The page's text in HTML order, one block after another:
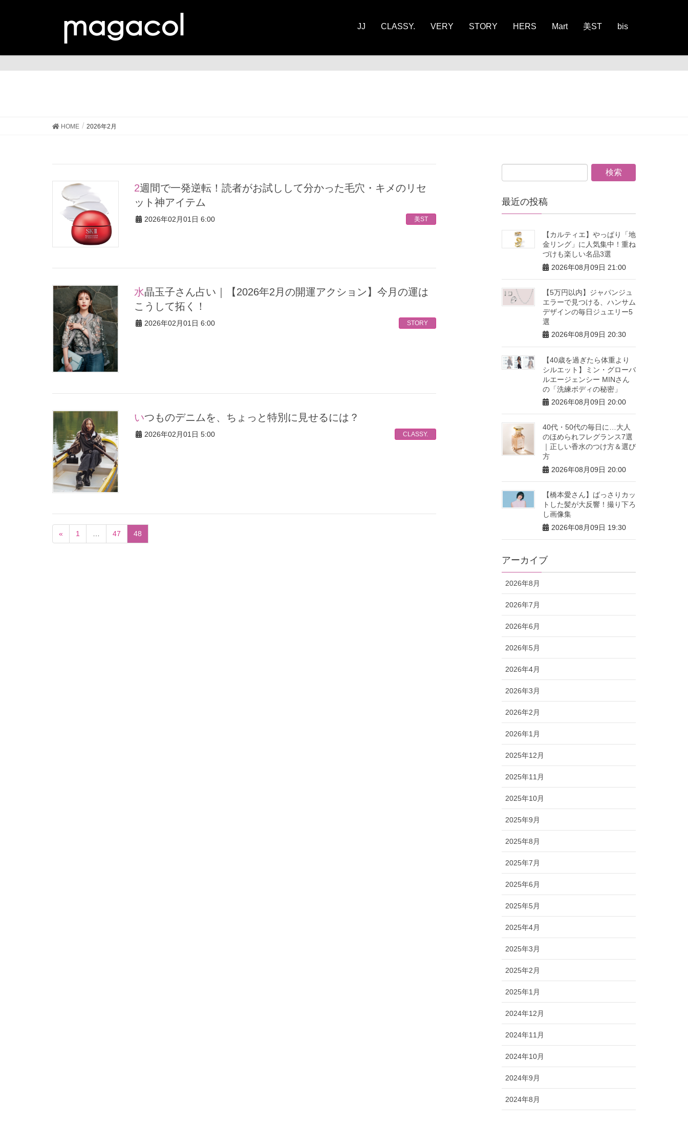
JJ CLASSY. VERY STORY HERS Mart 美ST bis
HOME 2026年2月
2週間で一発逆転！読者がお試しして分かった毛穴・キメのリセ
ット神アイテム
2026年02月01日 6:00 美ST
水晶玉子さん占い｜【2026年2月の開運アクション】今月の運は
こうして拓く！
2026年02月01日 6:00 STORY
いつものデニムを、ちょっと特別に見せるには？
2026年02月01日 5:00 CLASSY.
« 1 47 48
最近の投稿
【カルティエ】やっぱり「地
金リング」に人気集中！重ね
づけも楽しい名品3選
2026年08月09日 21:00
【5万円以内】ジャパンジュ
エラーで見つける、ハンサム
デザインの毎日ジュエリー5
選
2026年08月09日 20:30
【40歳を過ぎたら体重より
シルエット】ミン・グローバ
ルエージェンシー MINさん
の「洗練ボディの秘密」
2026年08月09日 20:00
40代・50代の毎日に…大人
のほめられフレグランス7選
｜正しい香水のつけ方＆選び
方
2026年08月09日 20:00
【橋本愛さん】ばっさりカッ
トした髪が大反響！撮り下ろ
し画像集
2026年08月09日 19:30
アーカイブ
2026年8月
2026年7月
2026年6月
2026年5月
2026年4月
2026年3月
2026年2月
2026年1月
2025年12月
2025年11月
2025年10月
2025年9月
2025年8月
2025年7月
2025年6月
2025年5月
2025年4月
2025年3月
2025年2月
2025年1月
2024年12月
2024年11月
2024年10月
2024年9月
2024年8月